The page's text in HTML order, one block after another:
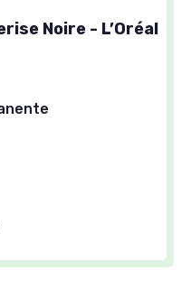
Noire - L’Oréal